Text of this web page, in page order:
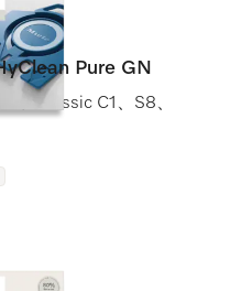
Pure GN
、Classic C1、S8、